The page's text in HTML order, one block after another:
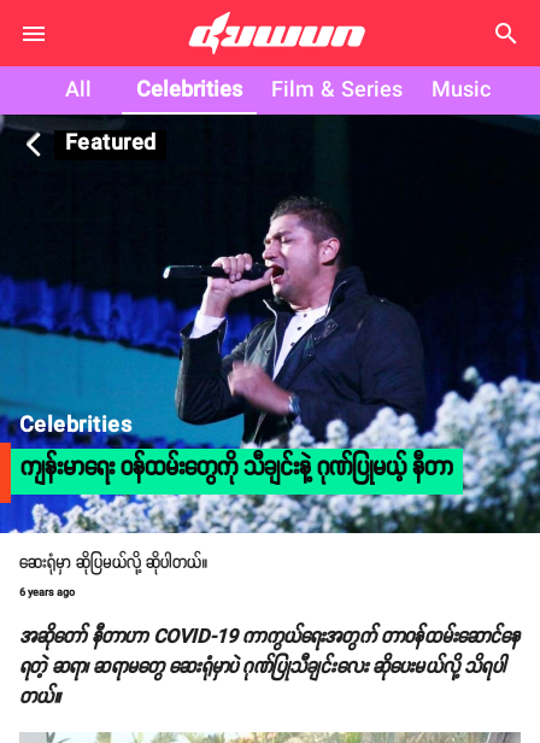
search
All Celebrities Film & Series
Music
Featured
arrow_back_ios
Celebrities
ကျန်းမာရေး ဝန်ထမ်းတွေကို သီချင်းနဲ့ ဂုဏ်ပြုမယ့် နီတာ
ဆေးရုံမှာ ဆိုပြမယ်လို့ ဆိုပါတယ်။
6 years ago
အဆိုတော် နီတာဟာ COVID-19 ကာကွယ်ရေးအတွက် တာဝန်ထမ်းဆောင်နေ
ရတဲ့ ဆရာ၊ ဆရာမတွေ ဆေးရုံမှာပဲ ဂုဏ်ပြုသီချင်းလေး ဆိုပေးမယ်လို့ သိရပါ
တယ်။